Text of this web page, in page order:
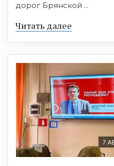
дорог Брянской ...
Читать далее
7